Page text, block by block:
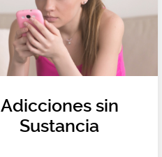
Adicciones sin
Sustancia